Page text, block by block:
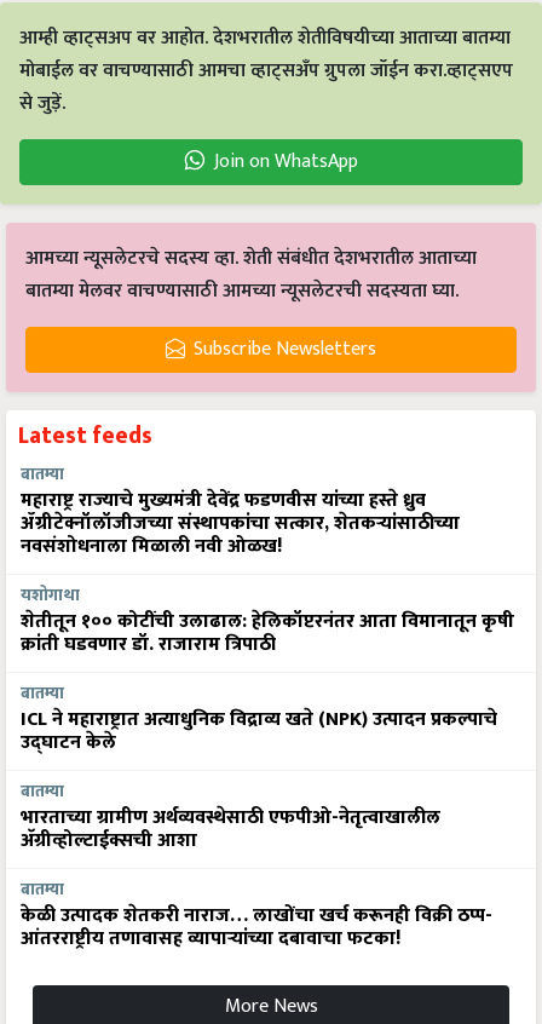
आम्ही व्हाट्सअप वर आहोत. देशभरातील शेतीविषयीच्या आताच्या बातम्या
मोबाईल वर वाचण्यासाठी आमचा व्हाट्सअँप ग्रुपला जॉईन करा.व्हाट्सएप
से जुड़ें.
Join on WhatsApp
आमच्या न्यूसलेटरचे सदस्य व्हा. शेती संबंधीत देशभरातील आताच्या
बातम्या मेलवर वाचण्यासाठी आमच्या न्यूसलेटरची सदस्यता घ्या.
Subscribe Newsletters
Latest feeds
बातम्या
महाराष्ट्र राज्याचे मुख्यमंत्री देवेंद्र फडणवीस यांच्या हस्ते ध्रुव
ॲग्रीटेक्नॉलॉजीजच्या संस्थापकांचा सत्कार, शेतकऱ्यांसाठीच्या
नवसंशोधनाला मिळाली नवी ओळख!
यशोगाथा
शेतीतून १०० कोटींची उलाढाल: हेलिकॉप्टरनंतर आता विमानातून कृषी
क्रांती घडवणार डॉ. राजाराम त्रिपाठी
बातम्या
ICL ने महाराष्ट्रात अत्याधुनिक विद्राव्य खते (NPK) उत्पादन प्रकल्पाचे
उद्घाटन केले
बातम्या
भारताच्या ग्रामीण अर्थव्यवस्थेसाठी एफपीओ-नेतृत्वाखालील
अ‍ॅग्रीव्होल्टाईक्सची आशा
बातम्या
केळी उत्पादक शेतकरी नाराज… लाखोंचा खर्च करूनही विक्री ठप्प-
आंतरराष्ट्रीय तणावासह व्यापाऱ्यांच्या दबावाचा फटका!
More News